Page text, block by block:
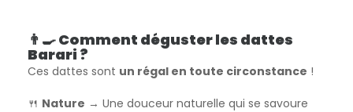
👨‍🍳 Comment déguster les dattes
Barari ?
Ces dattes sont un régal en toute circonstance !
🍴 Nature → Une douceur naturelle qui se savoure